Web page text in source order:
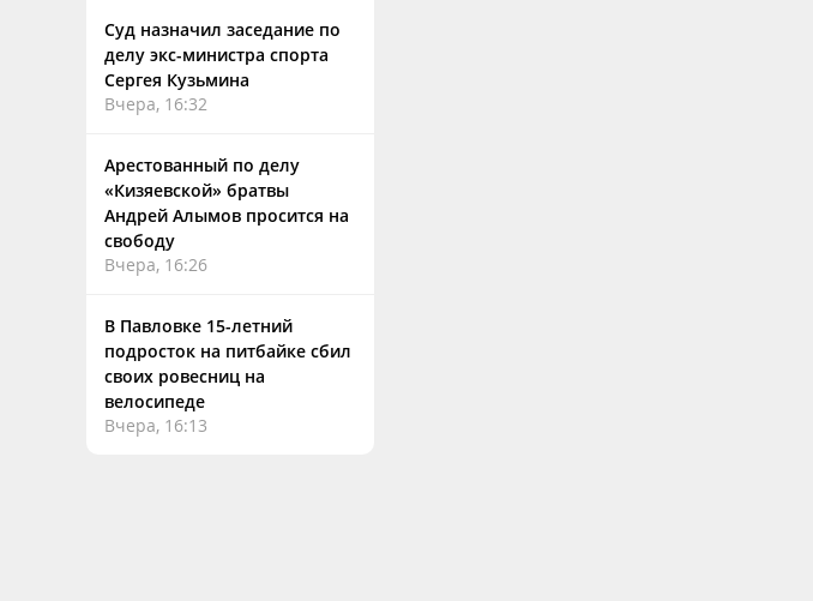
Суд назначил заседание по
делу экс-министра спорта
Сергея Кузьмина
Вчера, 16:32
Арестованный по делу
«Кизяевской» братвы
Андрей Алымов просится на
свободу
Вчера, 16:26
В Павловке 15-летний
подросток на питбайке сбил
своих ровесниц на
велосипеде
Вчера, 16:13